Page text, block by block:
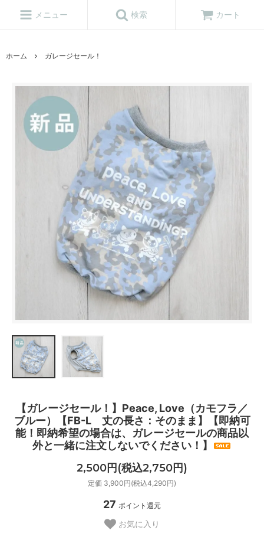
メニュー 検索 カート
ホーム ガレージセール！
【ガレージセール！】Peace, Love（カモフラ／
ブルー）【FB-L 丈の長さ：そのまま】【即納可
能！即納希望の場合は、ガレージセールの商品以
外と一緒に注文しないでください！】
2,500円(税込2,750円)
定価 3,900円(税込4,290円)
27 ポイント還元
お気に入り